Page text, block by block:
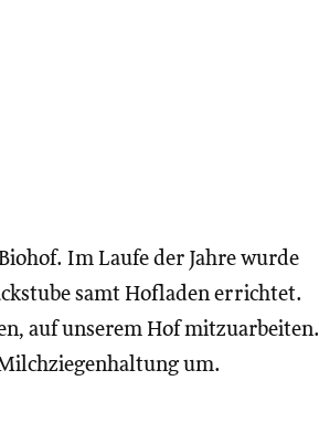
Im Laufe der Jahre wurde
samt Hofladen errichtet.
auf unserem Hof mitzuarbeiten.
um.